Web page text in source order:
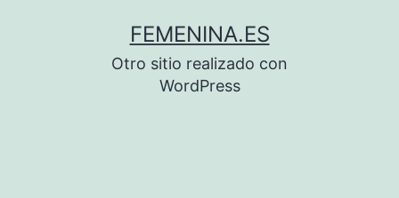
FEMENINA.ES
Otro sitio realizado con
WordPress